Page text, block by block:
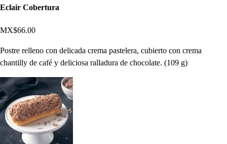
Eclair Cobertura
MX$66.00
Postre relleno con delicada crema pastelera, cubierto con crema
chantilly de café y deliciosa ralladura de chocolate. (109 g)